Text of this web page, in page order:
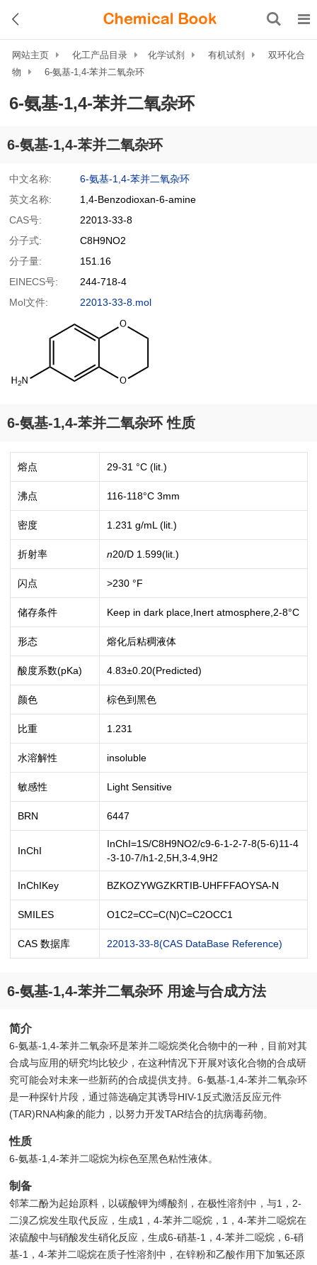
网站主页 化工产品目录 化学试剂 有机试剂
双环化合
物
6-氨基-1,4-苯并二氧杂环
6-氨基-1,4-苯并二氧杂环
6-氨基-1,4-苯并二氧杂环
中文名称:
6-氨基-1,4-苯并二氧杂环
英文名称:
1,4-Benzodioxan-6-amine
CAS号:
22013-33-8
分子式:
C8H9NO2
分子量:
151.16
EINECS号:
244-718-4
Mol文件:
22013-33-8.mol
6-氨基-1,4-苯并二氧杂环 性质
熔点 29-31 °C (lit.)
沸点 116-118°C 3mm
密度 1.231 g/mL (lit.)
折射率 n20/D1.599(lit.)
闪点 >230 °F
储存条件 Keep in dark place,Inert atmosphere,2-8°C
形态 熔化后粘稠液体
酸度系数(pKa) 4.83±0.20(Predicted)
颜色 棕色到黑色
比重 1.231
水溶解性 insoluble
敏感性 Light Sensitive
BRN 6447
InChI
InChI=1S/C8H9NO2/c9-6-1-2-7-8(5-6)11-4
-3-10-7/h1-2,5H,3-4,9H2
InChIKey BZKOZYWGZKRTIB-UHFFFAOYSA-N
SMILES O1C2=CC=C(N)C=C2OCC1
CAS 数据库 22013-33-8(CAS DataBase Reference)
6-氨基-1,4-苯并二氧杂环 用途与合成方法
简介
6-氨基-1,4-苯并二氧杂环是苯并二噁烷类化合物中的一种，目前对其
合成与应用的研究均比较少，在这种情况下开展对该化合物的合成研
究可能会对未来一些新药的合成提供支持。6-氨基-1,4-苯并二氧杂环
是一种探针片段，通过筛选确定其诱导HIV-1反式激活反应元件
(TAR)RNA构象的能力，以努力开发TAR结合的抗病毒药物。
性质
6-氨基-1,4-苯并二噁烷为棕色至黑色粘性液体。
制备
邻苯二酚为起始原料，以碳酸钾为缚酸剂，在极性溶剂中，与1，2-
二溴乙烷发生取代反应，生成1，4-苯并二噁烷，1，4-苯并二噁烷在
浓硫酸中与硝酸发生硝化反应，生成6-硝基-1，4-苯并二噁烷，6-硝
基-1，4-苯并二噁烷在质子性溶剂中，在锌粉和乙酸作用下加氢还原